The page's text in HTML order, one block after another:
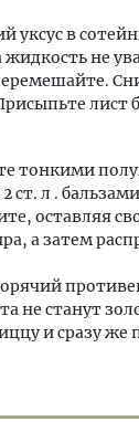
уксус в
не
тонкими
л .
оставляя
а затем
не станут
и сразу же